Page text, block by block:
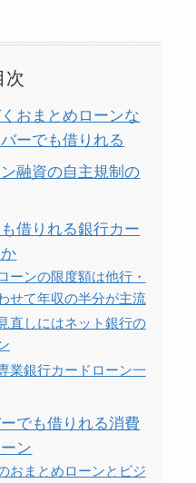
次
おまとめローンな
ーでも借りれる
融資の自主規制の
借りれる銀行カー
ーンの限度額は他行・
せて年収の半分が主流
直しにはネット銀行の
業銀行カードローン一
でも借りれる消費
ン
おまとめローンとビジ